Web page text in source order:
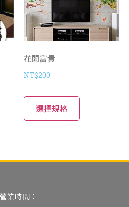
花開富貴
NT$200
選擇規格
營業時間：